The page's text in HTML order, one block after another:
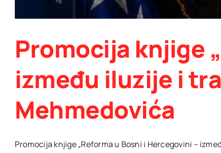
Promocija knjige
između iluzije i
Mehmedovića
Promocija knjige „Reforma u Bosni i Hercegovini –